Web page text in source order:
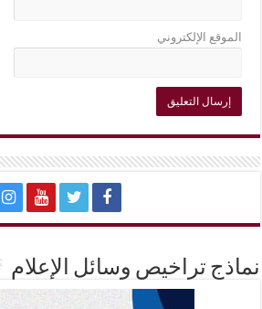
الموقع الإلكتروني
نماذج تراخيص وسائل الإعلام